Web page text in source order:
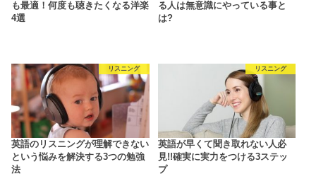
も最適！何度も聴きたくなる洋楽
4選
る人は無意識にやっている事と
は?
リスニング
英語のリスニングが理解できない
という悩みを解決する3つの勉強
法
リスニング
英語が早くて聞き取れない人必
見!!確実に実力をつける3ステッ
プ